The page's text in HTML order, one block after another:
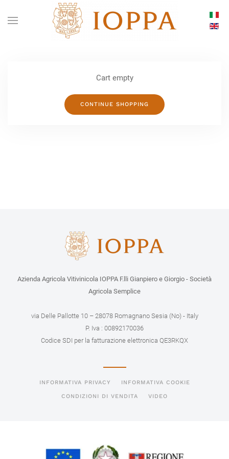
Cart empty
CONTINUE SHOPPING
Azienda Agricola Vitivinicola IOPPA F.lli Gianpiero e Giorgio - Società
Agricola Semplice
via Delle Pallotte 10 – 28078 Romagnano Sesia (No) - Italy
P. Iva : 00892170036
Codice SDI per la fatturazione elettronica QE3RKQX
INFORMATIVA PRIVACY INFORMATIVA COOKIE
CONDIZIONI DI VENDITA VIDEO